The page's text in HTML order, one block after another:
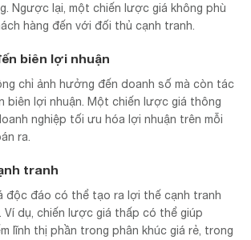
Ngược lại, một chiến lược giá không phù
hàng đến với đối thủ cạnh tranh.
biên lợi nhuận
chỉ ảnh hưởng đến doanh số mà còn tác
biên lợi nhuận. Một chiến lược giá thông
nghiệp tối ưu hóa lợi nhuận trên mỗi
ra.
tranh
độc đáo có thể tạo ra lợi thế cạnh tranh
Ví dụ, chiến lược giá thấp có thể giúp
lĩnh thị phần trong phân khúc giá rẻ, trong